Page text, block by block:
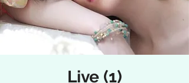
Live (1)